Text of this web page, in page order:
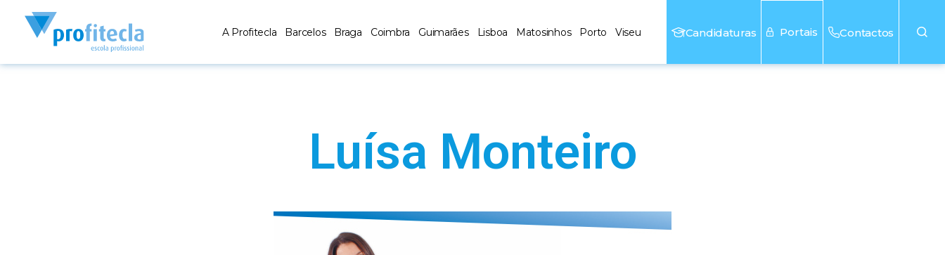
A Profitecla Barcelos Braga Coimbra Guimarães Lisboa Matosinhos Porto Viseu Candidaturas Portais Contactos
Luísa Monteiro